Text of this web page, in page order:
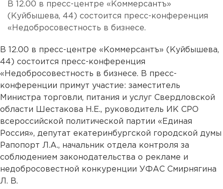
В 12.00 в пресс-центре «Коммерсантъ»
(Куйбышева, 44) состоится пресс-конференция
«Недобросовестность в бизнесе.
В 12.00 в пресс-центре «Коммерсантъ» (Куйбышева,
44) состоится пресс-конференция
«Недобросовестность в бизнесе. В пресс-
конференции примут участие: заместитель
Министра торговли, питания и услуг Свердловской
области Шестакова Н.Е., руководитель ИК СРО
всероссийской политической партии «Единая
Россия», депутат екатеринбургской городской думы
Рапопорт Л.А., начальник отдела контроля за
соблюдением законодательства о рекламе и
недобросовестной конкуренции УФАС Смирнягина
Л. В.